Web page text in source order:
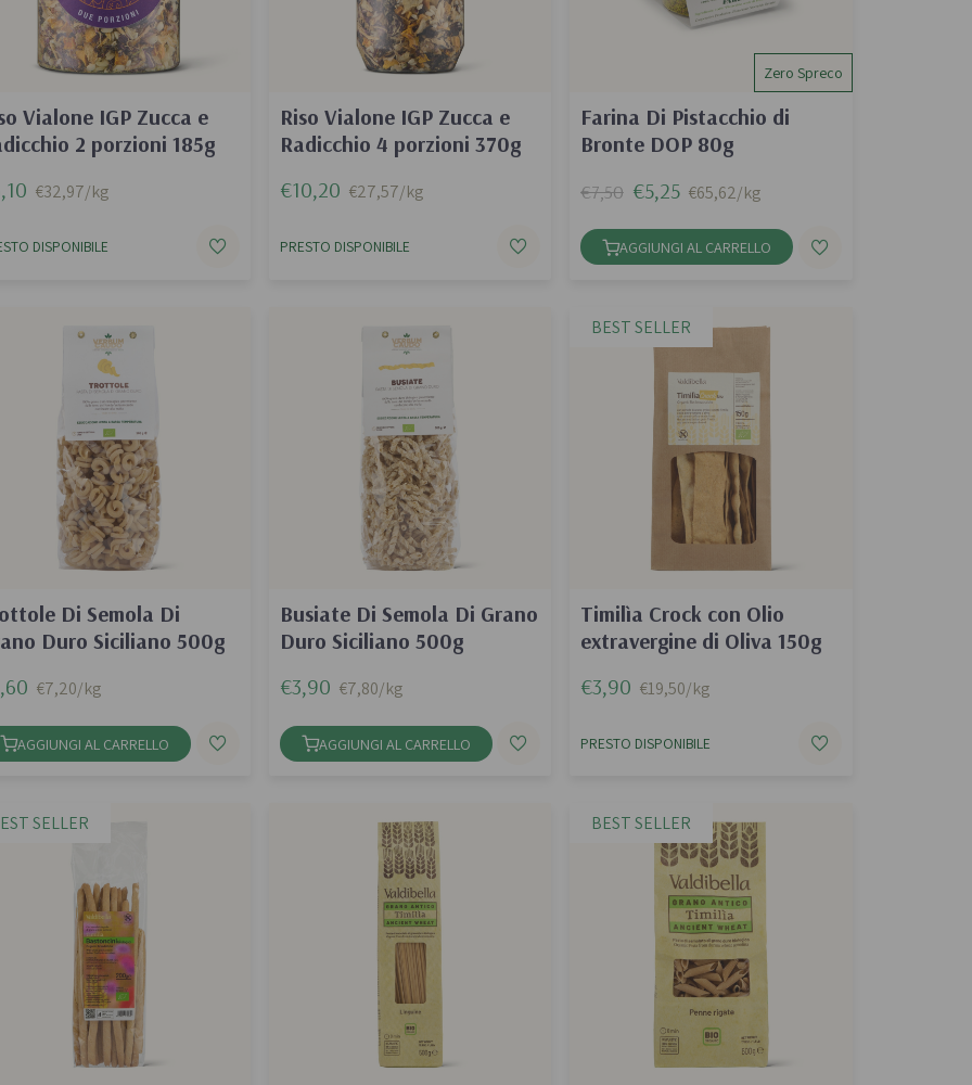
Vialone IGP Zucca e
2 porzioni 185g
€32,97/kg
DISPONIBILE
Riso Vialone IGP Zucca e
Radicchio 4 porzioni 370g
€10,20 €27,57/kg
PRESTO DISPONIBILE
Zero Spreco
Farina Di Pistacchio di
Bronte DOP 80g
€7,50 €5,25 €65,62/kg
AGGIUNGI AL CARRELLO
Di Semola Di
Duro Siciliano 500g
€7,20/kg
AGGIUNGI AL CARRELLO
Busiate Di Semola Di Grano
Duro Siciliano 500g
€3,90 €7,80/kg
AGGIUNGI AL CARRELLO
Timilìa Crock con Olio
extravergine di Oliva 150g
BEST SELLER
€3,90 €19,50/kg
PRESTO DISPONIBILE
SELLER BEST SELLER